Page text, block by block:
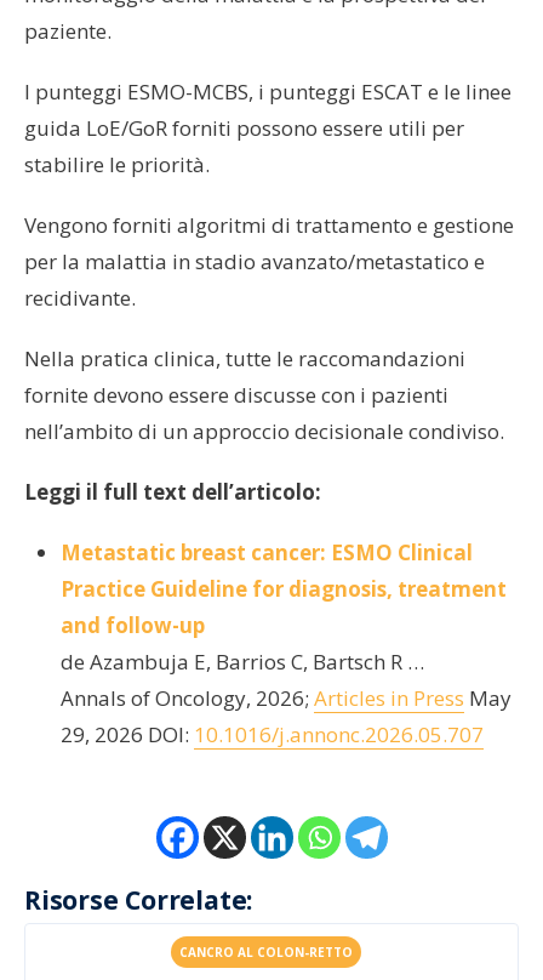
paziente.
I punteggi ESMO-MCBS, i punteggi ESCAT e le linee
guida LoE/GoR forniti possono essere utili per
stabilire le priorità.
Vengono forniti algoritmi di trattamento e gestione
per la malattia in stadio avanzato/metastatico e
recidivante.
Nella pratica clinica, tutte le raccomandazioni
fornite devono essere discusse con i pazienti
nell’ambito di un approccio decisionale condiviso.
Leggi il full text dell’articolo:
Metastatic breast cancer: ESMO Clinical
Practice Guideline for diagnosis, treatment
and follow-up
de Azambuja E, Barrios C, Bartsch R …
Annals of Oncology, 2026; Articles in Press May
29, 2026 DOI: 10.1016/j.annonc.2026.05.707
Risorse Correlate:
CANCRO AL COLON-RETTO